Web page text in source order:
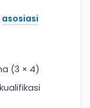
asosiasi
(3 × 4)